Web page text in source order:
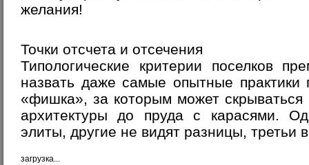
желания!
Точки отсчета и отсечения
Типологические критерии поселков
назвать даже самые опытные
«фишка», за которым может скрываться
архитектуры до пруда с карасями.
элиты, другие не видят разницы,
загрузка...